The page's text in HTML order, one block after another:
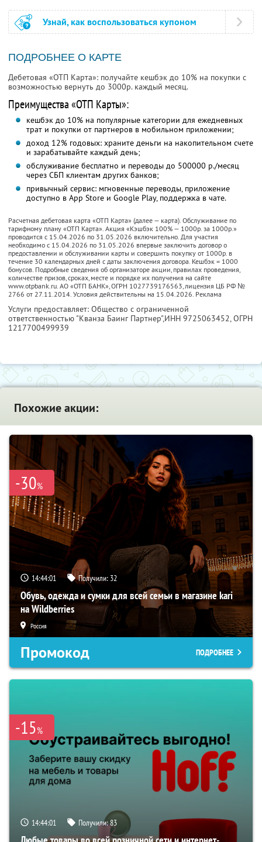
Узнай, как воспользоваться купоном
ПОДРОБНЕЕ О КАРТЕ
Дебетовая «ОТП Карта»: получайте кешбэк до 10% на покупки с
возможностью вернуть до 3000р. каждый месяц.
Преимущества «ОТП Карты»:
кешбэк до 10% на популярные категории для ежедневных
трат и покупки от партнеров в мобильном приложении;
доход 12% годовых: храните деньги на накопительном счете
и зарабатывайте каждый день;
обслуживание бесплатно и переводы до 500000 р./месяц
через СБП клиентам других банков;
привычный сервис: мгновенные переводы, приложение
доступно в App Store и Google Play, поддержка в чате.
Расчетная дебетовая карта «ОТП Карта» (далее — карта). Обслуживание по
тарифному плану «ОТП Карта». Акция «Кэшбэк 100% — 1000р. за 1000р.»
проводится с 15.04.2026 по 31.05.2026 включительно. Для участия
необходимо с 15.04.2026 по 31.05.2026 впервые заключить договор о
предоставлении и обслуживании карты и совершить покупку от 1000р. в
течение 30 календарных дней с даты заключения договора. Кешбэк = 1000
бонусов. Подробные сведения об организаторе акции, правилах проведения,
количестве призов, сроках, месте и порядке их получения на сайте
www.otpbank.ru. АО «ОТП БАНК», ОГРН 1027739176563, лицензия ЦБ РФ №
2766 от 27.11.2014. Условия действительны на 15.04.2026. Реклама
Услуги предоставляет: Общество с ограниченной
ответственностью "Кванза Баинг Партнер",ИНН 9725063452, ОГРН
1217700499939
Похожие акции:
-30%
14:44:00 Получили: 32
Обувь, одежда и сумки для всей семьи в магазине kari
на Wildberries
Россия
Промокод ПОДРОБНЕЕ
-15%
14:44:00 Получили:83